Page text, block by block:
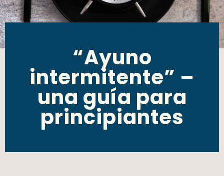
“Ayuno
intermitente” –
una guía para
principiantes